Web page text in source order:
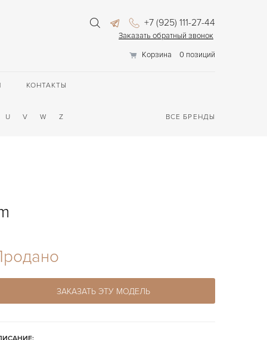
+7 (925) 111-27-44
Заказать обратный звонок
Корзина
0 позиций
КОНТАКТЫ
U V W Z ВСЕ БРЕНДЫ
ЗАКАЗАТЬ ЭТУ МОДЕЛЬ